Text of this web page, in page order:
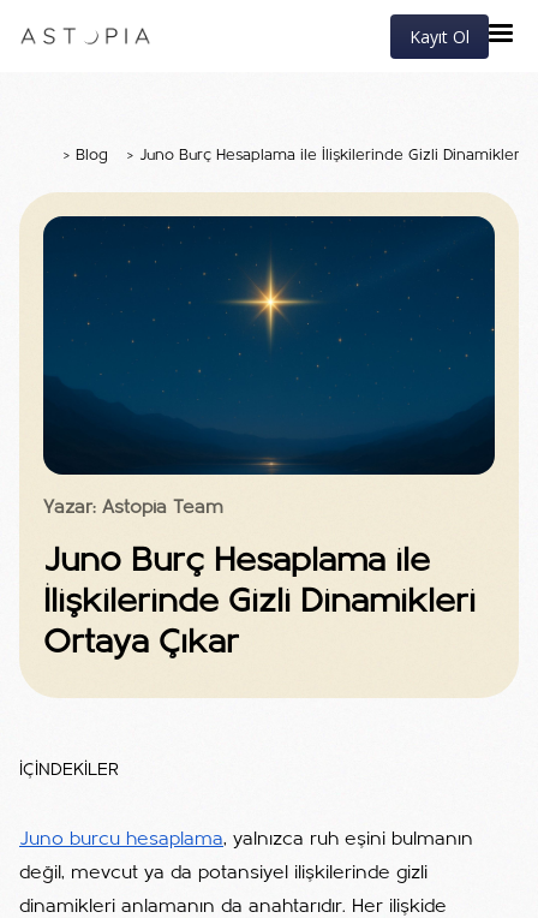
Kayıt Ol
> Blog > Juno Burç Hesaplama ile İlişkilerinde Gizli Dinamikleri
Yazar: Astopia Team
Juno Burç Hesaplama ile
İlişkilerinde Gizli Dinamikleri
Ortaya Çıkar
İÇİNDEKİLER
Juno burcu hesaplama, yalnızca ruh eşini bulmanın
değil, mevcut ya da potansiyel ilişkilerinde gizli
dinamikleri anlamanın da anahtarıdır. Her ilişkide